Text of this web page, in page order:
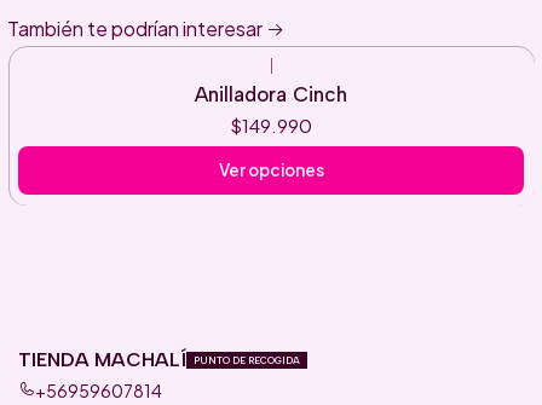
También te podrían interesar
Anilladora Cinch
$149.990
Ver opciones
TIENDA MACHALÍ PUNTO DE RECOGIDA
+56959607814